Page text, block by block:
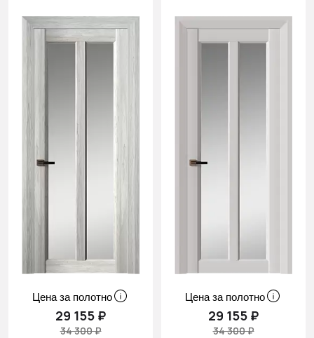
Цена за полотно
29 155 ₽
34 300 ₽
Цена за полотно
29 155 ₽
34 300 ₽